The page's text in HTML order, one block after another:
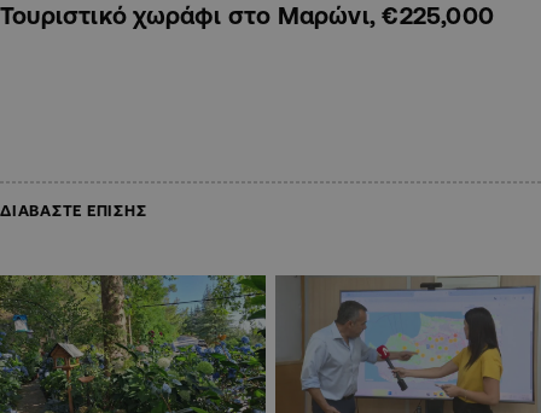
Τουριστικό χωράφι στο Μαρώνι, €225,000
ΔΙΑΒΑΣΤΕ ΕΠΙΣΗΣ